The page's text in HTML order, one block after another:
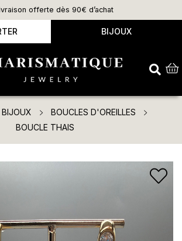
offerte dès 90€ d’achat
BIJOUX
BIJOUX
BOUCLES D'OREILLES
BOUCLE THAIS